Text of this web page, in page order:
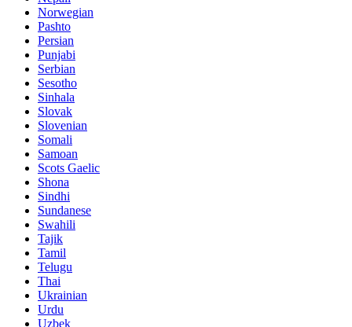
Norwegian
Pashto
Persian
Punjabi
Serbian
Sesotho
Sinhala
Slovak
Slovenian
Somali
Samoan
Scots Gaelic
Shona
Sindhi
Sundanese
Swahili
Tajik
Tamil
Telugu
Thai
Ukrainian
Urdu
Uzbek